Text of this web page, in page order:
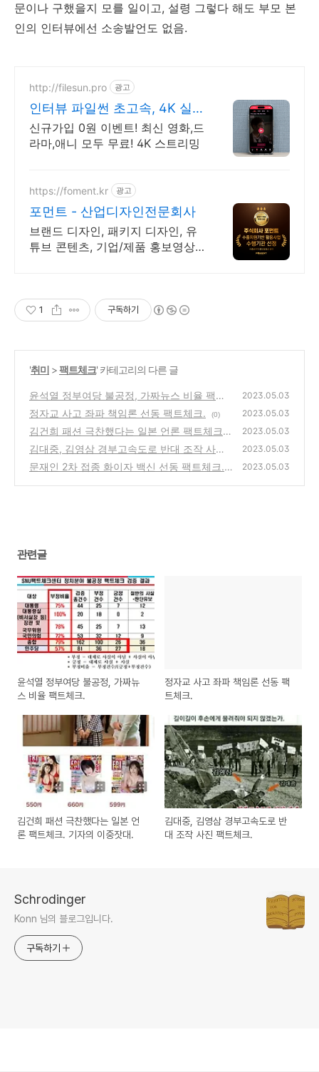
문이나 구했을지 모를 일이고, 설령 그렇다 해도 부모 본
인의 인터뷰에선 소송발언도 없음.
http://filesun.pro 광고
인터뷰 파일썬 초고속, 4K 실
시간 보기!
신규가입 0원 이벤트! 최신 영화,드
라마,애니 모두 무료! 4K 스트리밍
https://foment.kr 광고
포먼트 - 산업디자인전문회사
브랜드 디자인, 패키지 디자인, 유
튜브 콘텐츠, 기업/제품 홍보영상,
1 구독하기
'취미 >팩트체크' 카테고리의 다른 글
윤석열 정부여당 불공정, 가짜뉴스 비율 팩트
체크.
(2)
2023.05.03
정자교 사고 좌파 책임론 선동 팩트체크. (0) 2023.05.03
김건희 패션 극찬했다는 일본 언론 팩트체크.
기자의 이중잣대.
(0)
2023.05.03
김대중, 김영삼 경부고속도로 반대 조작 사진
팩트체크.
(0)
2023.05.03
문재인 2차 접종 화이자 백신 선동 팩트체크. 2023.05.03
관련글
윤석열 정부여당 불공정, 가짜뉴
스 비율 팩트체크.
정자교 사고 좌파 책임론 선동 팩
트체크.
김건희 패션 극찬했다는 일본 언
론 팩트체크. 기자의 이중잣대.
김대중, 김영삼 경부고속도로 반
대 조작 사진 팩트체크.
Schrodinger
Konn 님의 블로그입니다.
구독하기